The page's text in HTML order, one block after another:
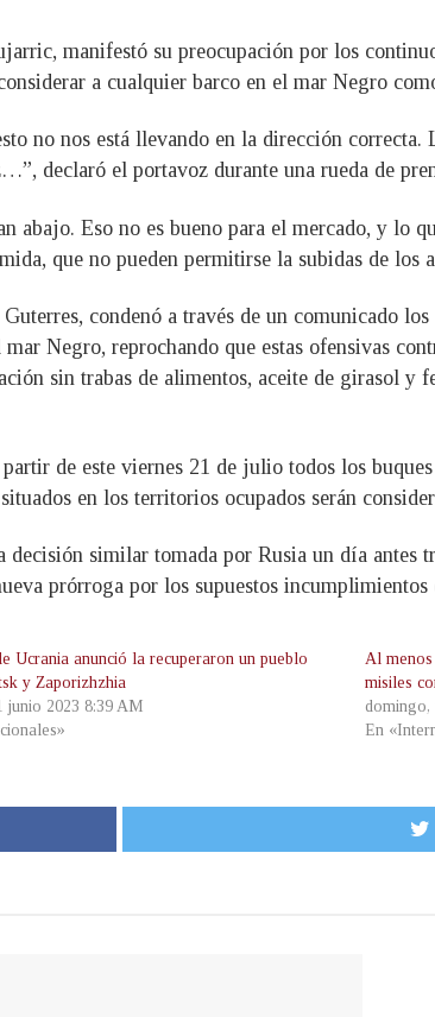
manifestó su preocupación por los
a cualquier barco en el mar Negro
no nos está llevando en la dirección
declaró el portavoz durante una rueda de
Eso no es bueno para el mercado, y lo
que no pueden permitirse la subidas de los
condenó a través de un comunicado
Negro, reprochando que estas ofensivas
sin trabas de alimentos, aceite de girasol y
de este viernes 21 de julio todos los
en los territorios ocupados serán
similar tomada por Rusia un día antes
prórroga por los supuestos
Ucrania anunció la recuperaron un pueblo
y Zaporizhzhia
junio 2023 8:39 AM
Al
misiles
domingo,
En